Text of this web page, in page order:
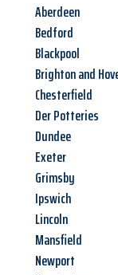
Aberdeen
Bedford
Blackpool
Brighton and
Chesterfield
Der Potteries
Dundee
Exeter
Grimsby
Ipswich
Lincoln
Mansfield
Newport